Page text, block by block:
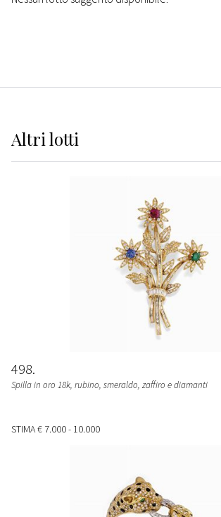
Altrilotti
498
Spilla in oro 18k, rubino, smeraldo, zaffiro e diamanti
STIMA€ 7.000 - 10.000